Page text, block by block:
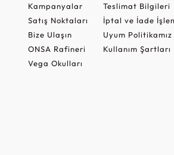
Kampanyalar
Satış Noktaları
Bize Ulaşın
ONSA Rafineri
Vega Okulları
Teslimat Bilgileri
İptal ve İade
Uyum Politikamız
Kullanım Şartları